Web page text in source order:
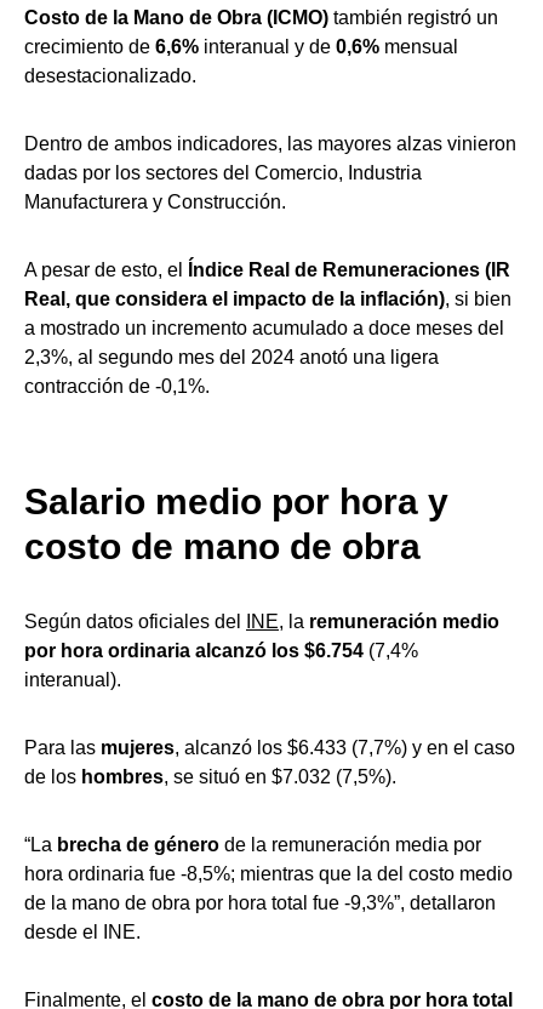
Costo de la Mano de Obra (ICMO) también registró un
crecimiento de 6,6% interanual y de 0,6% mensual
desestacionalizado.
Dentro de ambos indicadores, las mayores alzas vinieron
dadas por los sectores del Comercio, Industria
Manufacturera y Construcción.
A pesar de esto, el
Índice Real de Remuneraciones (IR
Real, que considera el impacto de la inflación), si bien
a mostrado un incremento acumulado a doce meses del
2,3%, al segundo mes del 2024 anotó una ligera
contracción de -0,1%.
Salario medio por hora y
costo de mano de obra
Según datos oficiales del INE, la remuneración medio
por hora ordinaria alcanzó los $6.754 (7,4%
interanual).
Para las mujeres, alcanzó los $6.433 (7,7%) y en el caso
de los hombres, se situó en $7.032 (7,5%).
“La brecha de género de la remuneración media por
hora ordinaria fue -8,5%; mientras que la del costo medio
de la mano de obra por hora total fue -9,3%”, detallaron
desde el INE.
Finalmente, el costo de la mano de obra por hora total